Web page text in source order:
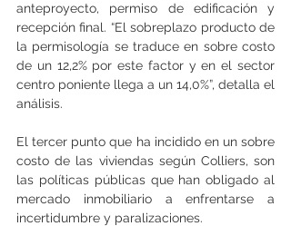
anteproyecto, permiso de edificación y
recepción final. “El sobreplazo producto de
la permisología se traduce en sobre costo
de un 12,2% por este factor y en el sector
centro poniente llega a un 14,0%”, detalla el
análisis.
El tercer punto que ha incidido en un sobre
costo de las viviendas según Colliers, son
las políticas públicas que han obligado al
mercado inmobiliario a enfrentarse a
incertidumbre y paralizaciones.